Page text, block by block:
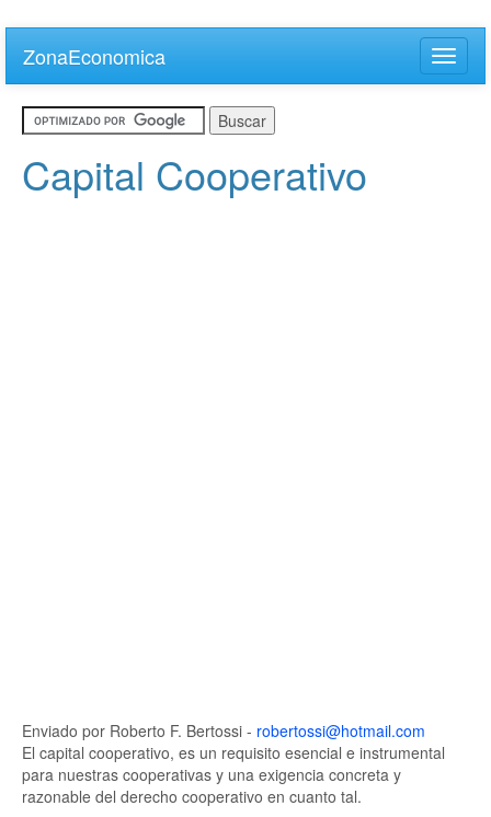
main
content
ZonaEconomica
Toggle
Capital Cooperativo
Enviado por Roberto F. Bertossi - robertossi@hotmail.com
El capital cooperativo, es un requisito esencial e instrumental
para nuestras cooperativas y una exigencia concreta y
razonable del derecho cooperativo en cuanto tal.